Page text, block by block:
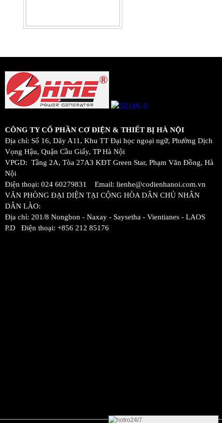
CÔNG TY CỔ PHẦN CƠ ĐIỆN & THIẾT BỊ HÀ NỘI
Địa chỉ: Số 16, Dãy A11, Khu TT Đại học ngoại ngữ, Phường Dịch
Vọng Hậu, Quận Cầu Giấy, TP Hà Nội
VPGD: Tầng 2A, Tòa 27A3 KĐT Green Star, Phạm Văn Đồng, Hà
Nội
Điện thoại: 024 60279831 Email: lienhe@codienhanoi.com.vn
VĂN PHÒNG ĐẠI DIỆN TẠI CỘNG HÒA DÂN CHỦ NHÂN
DÂN LÀO:
Địa chỉ: 201/8 Nongbon - Naxay - Saysetha - Vientianes - LAOS
P.D Điện thoại: +856 212 85176
Ẩn